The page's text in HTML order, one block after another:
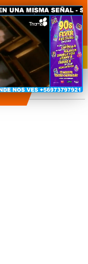
DEPORTES